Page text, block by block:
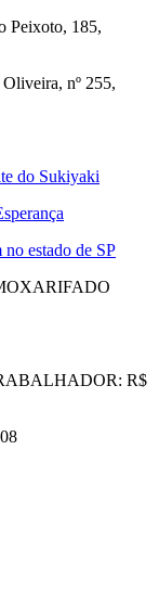
Peixoto, 185,
nº 255,
do Sukiyaki
estado de SP
R$